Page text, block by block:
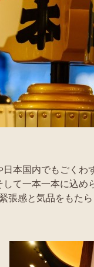
本国内でもごくわ
て一本一本に込め
張感と気品をもたら